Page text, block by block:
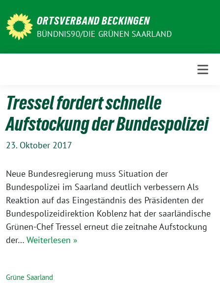
zum
Inhalt
ORTSVERBAND BECKINGEN
BÜNDNIS90/DIE GRÜNEN SAARLAND
Tressel fordert schnelle
Aufstockung der Bundespolizei
23. Oktober 2017
Neue Bundesregierung muss Situation der
Bundespolizei im Saarland deutlich verbessern Als
Reaktion auf das Eingeständnis des Präsidenten der
Bundespolizeidirektion Koblenz hat der saarländische
Grünen-Chef Tressel erneut die zeitnahe Aufstockung
der… Weiterlesen »
Grüne Saarland